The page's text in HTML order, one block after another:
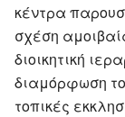
κέντρα
σχέση
διοικητική
διαμόρφωση
τοπικές